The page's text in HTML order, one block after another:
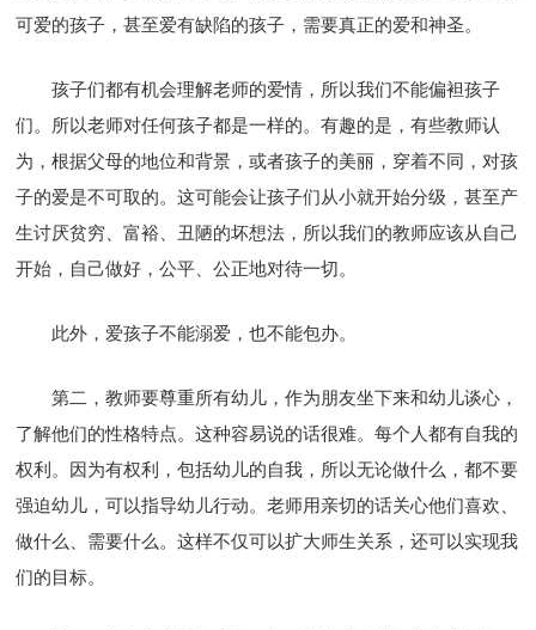
可爱的孩子，甚至爱有缺陷的孩子，需要真正的爱和神圣。
孩子们都有机会理解老师的爱情，所以我们不能偏袒孩子
们。所以老师对任何孩子都是一样的。有趣的是，有些教师认
为，根据父母的地位和背景，或者孩子的美丽，穿着不同，对孩
子的爱是不可取的。这可能会让孩子们从小就开始分级，甚至产
生讨厌贫穷、富裕、丑陋的坏想法，所以我们的教师应该从自己
开始，自己做好，公平、公正地对待一切。
此外，爱孩子不能溺爱，也不能包办。
第二，教师要尊重所有幼儿，作为朋友坐下来和幼儿谈心，
了解他们的性格特点。这种容易说的话很难。每个人都有自我的
权利。因为有权利，包括幼儿的自我，所以无论做什么，都不要
强迫幼儿，可以指导幼儿行动。老师用亲切的话关心他们喜欢、
做什么、需要什么。这样不仅可以扩大师生关系，还可以实现我
们的目标。